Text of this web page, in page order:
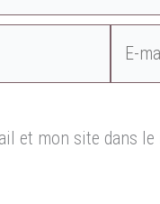
et mon site dans